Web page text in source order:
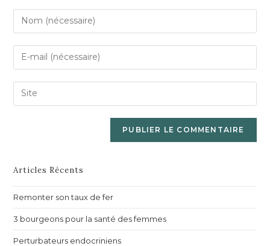
Articles Récents
Remonter son taux de fer
3 bourgeons pour la santé des femmes
Perturbateurs endocriniens